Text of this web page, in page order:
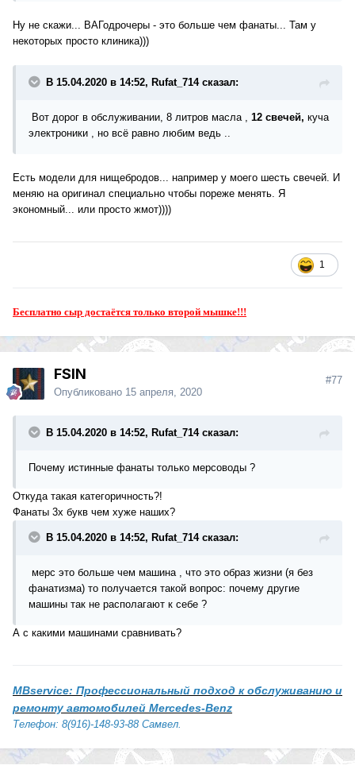
Ну не скажи... ВАГодрочеры - это больше чем фанаты... Там у
некоторых просто клиника)))
В 15.04.2020 в 14:52, Rufat_714 сказал:
Вот дорог в обслуживании, 8 литров масла , 12 свечей, куча
электроники , но всё равно любим ведь ..
Есть модели для нищебродов... например у моего шесть свечей. И
меняю на оригинал специально чтобы пореже менять. Я
экономный... или просто жмот))))
1
Бесплатно сыр достаётся только второй мышке!!!
FSIN
Опубликовано 15 апреля, 2020
#77
В 15.04.2020 в 14:52, Rufat_714 сказал:
Почему истинные фанаты только мерсоводы ?
Откуда такая категоричность?!
Фанаты 3х букв чем хуже наших?
В 15.04.2020 в 14:52, Rufat_714 сказал:
мерс это больше чем машина , что это образ жизни (я без
фанатизма) то получается такой вопрос: почему другие
машины так не располагают к себе ?
А с какими машинами сравнивать?
MBservice: Профессиональный подход к обслуживанию и
ремонту автомобилей Mercedes-Benz
Телефон: 8(916)-148-93-88 Самвел.